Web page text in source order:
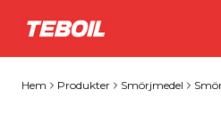
Gå till huvudinnehållet
Hem Produkter Smörjmedel